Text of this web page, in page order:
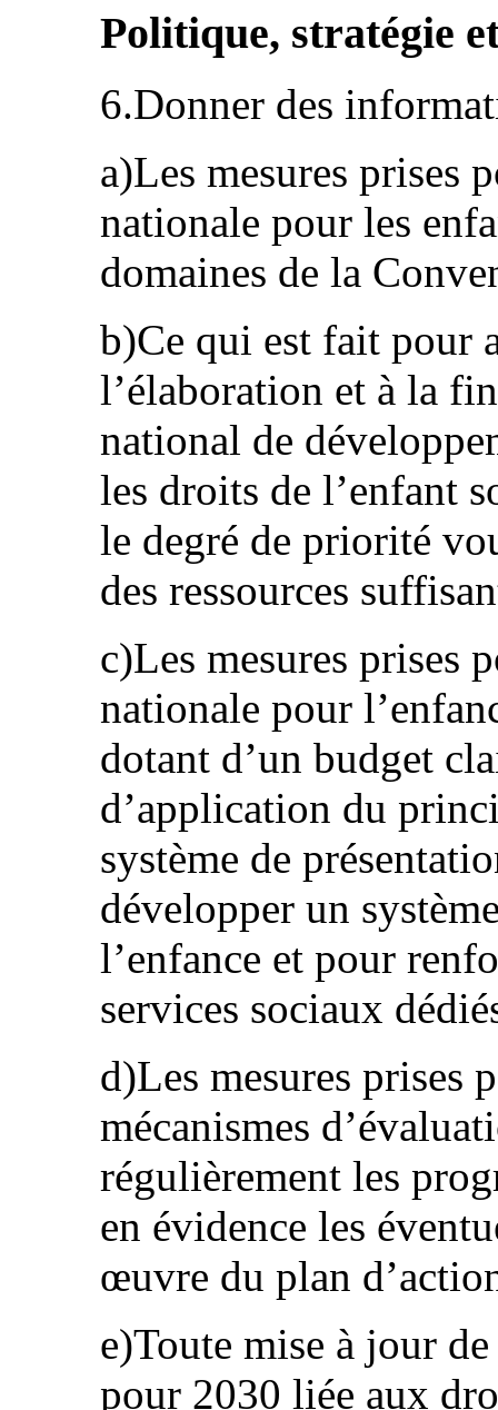
Politique, stratégie
6.Donner des
a)Les mesures prises
nationale pour les
domaines de la
b)Ce qui est fait pour
l’élaboration et à la
national de
les droits de l’enfant
le degré de priorité
des ressources
c)Les mesures prises
nationale pour
dotant d’un budget
d’application du
système de
développer un
l’enfance et pour
services sociaux
d)Les mesures prises
mécanismes
régulièrement les
en évidence les
œuvre du plan
e)Toute mise à jour
pour 2030 liée aux